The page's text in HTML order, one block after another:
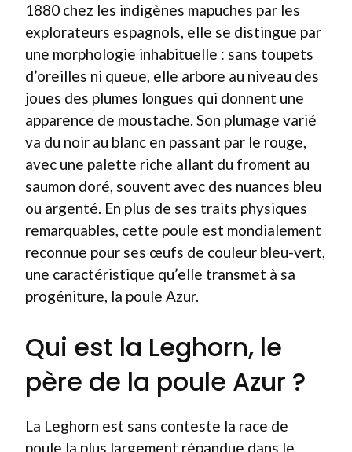
1880 chez les indigènes mapuches par les
explorateurs espagnols, elle se distingue par
une morphologie inhabituelle : sans toupets
d’oreilles ni queue, elle arbore au niveau des
joues des plumes longues qui donnent une
apparence de moustache. Son plumage varié
va du noir au blanc en passant par le rouge,
avec une palette riche allant du froment au
saumon doré, souvent avec des nuances bleu
ou argenté. En plus de ses traits physiques
remarquables, cette poule est mondialement
reconnue pour ses œufs de couleur bleu-vert,
une caractéristique qu’elle transmet à sa
progéniture, la poule Azur.
Qui est la Leghorn, le
père de la poule Azur ?
La Leghorn est sans conteste la race de
poule la plus largement répandue dans le